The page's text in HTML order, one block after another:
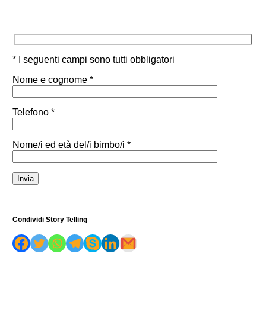
* I seguenti campi sono tutti obbligatori
Nome e cognome *
Telefono *
Nome/i ed età del/i bimbo/i *
Condividi Story Telling